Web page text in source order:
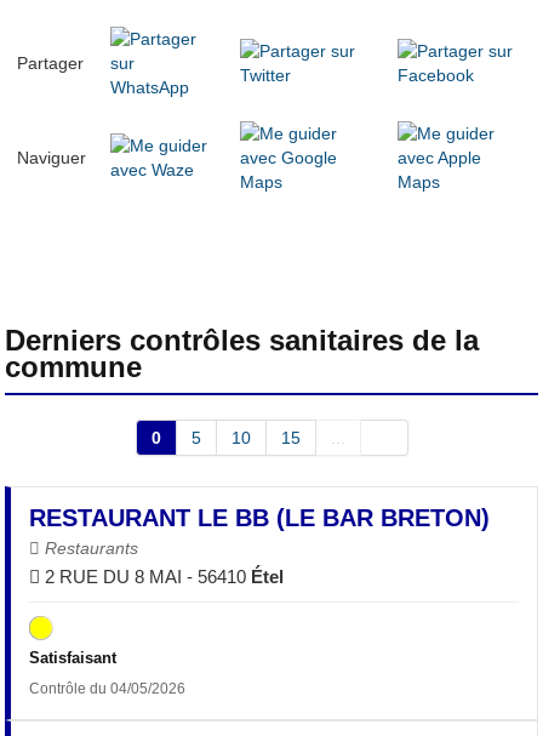
Partager
Naviguer
Derniers contrôles sanitaires de la
commune
0 5 10 15
RESTAURANT LE BB (LE BAR BRETON)
Restaurants
2 RUE DU 8 MAI - 56410 Étel
Satisfaisant
Contrôle du 04/05/2026